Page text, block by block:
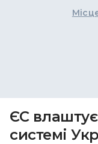
ЄС влаштує
системі